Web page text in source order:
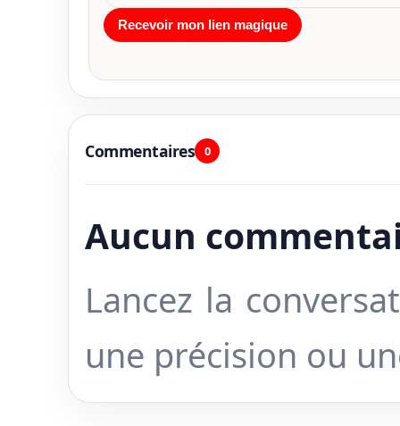
Commentaires 0
Aucun
Lancez la
une précision ou